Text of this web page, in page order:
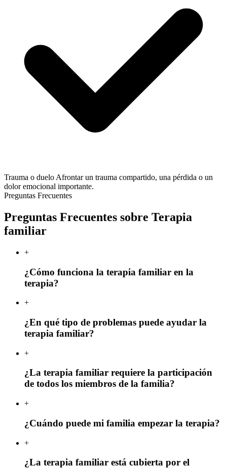
Trauma o duelo Afrontar un trauma compartido, una pérdida o un
dolor emocional importante.
Preguntas Frecuentes
Preguntas Frecuentes sobre Terapia
familiar
+
¿Cómo funciona la terapia familiar en la
terapia?
+
¿En qué tipo de problemas puede ayudar la
terapia familiar?
+
¿La terapia familiar requiere la participación
de todos los miembros de la familia?
+
¿Cuándo puede mi familia empezar la terapia?
+
¿La terapia familiar está cubierta por el